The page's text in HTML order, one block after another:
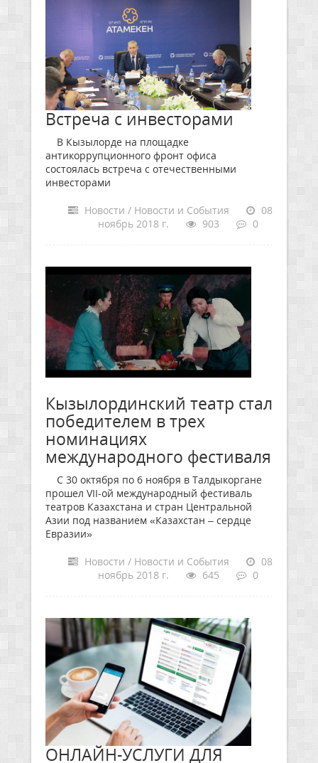
Встреча с инвесторами
В Кызылорде на площадке
антикоррупционного фронт офиса
состоялась встреча с отечественными
инвесторами
Новости / Новости и События
08
ноябрь 2018 г.
903 0
Кызылординский театр стал
победителем в трех
номинациях
международного фестиваля
С 30 октября по 6 ноября в Талдыкоргане
прошел VII-ой международный фестиваль
театров Казахстана и стран Центральной
Азии под названием «Казахстан – сердце
Евразии»
Новости / Новости и События
08
ноябрь 2018 г.
645 0
ОНЛАЙН-УСЛУГИ ДЛЯ